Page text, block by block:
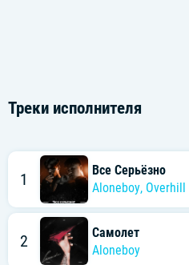
Треки исполнителя
1
Все Серьёзно
Aloneboy, Overhill
2
Самолет
Aloneboy